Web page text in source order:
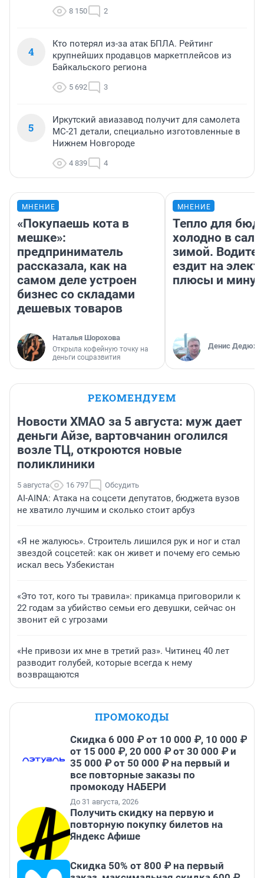
8 150 2
4
Кто потерял из-за атак БПЛА. Рейтинг
крупнейших продавцов маркетплейсов из
Байкальского региона
5 692 3
5
Иркутский авиазавод получит для самолета
МС-21 детали, специально изготовленные в
Нижнем Новгороде
4 839 4
МНЕНИЕ
«Покупаешь кота в
мешке»:
предприниматель
рассказала, как на
самом деле устроен
бизнес со складами
дешевых товаров
Наталья Шорохова
Открыла кофейную точку на
деньги соцразвития
МНЕНИЕ
Тепло для
холодно в
зимой.
ездит на
плюсы и
Денис
РЕКОМЕНДУЕМ
Новости ХМАО за 5 августа: муж дает
деньги Айзе, вартовчанин оголился
возле ТЦ, откроются новые
поликлиники
5 августа 16 797 Обсудить
AI-AINA: Атака на соцсети депутатов, бюджета вузов
не хватило лучшим и сколько стоит арбуз
«Я не жалуюсь». Строитель лишился рук и ног и стал
звездой соцсетей: как он живет и почему его семью
искал весь Узбекистан
«Это тот, кого ты травила»: прикамца приговорили к
22 годам за убийство семьи его девушки, сейчас он
звонит ей с угрозами
«Не привози их мне в третий раз». Читинец 40 лет
разводит голубей, которые всегда к нему
возвращаются
ПРОМОКОДЫ
Скидка 6 000 ₽ от 10 000 ₽, 10 000 ₽
от 15 000 ₽, 20 000 ₽ от 30 000 ₽ и
35 000 ₽ от 50 000 ₽ на первый и
все повторные заказы по
промокоду НАБЕРИ
До 31 августа, 2026
Получить скидку на первую и
повторную покупку билетов на
Яндекс Афише
Скидка 50% от 800 ₽ на первый